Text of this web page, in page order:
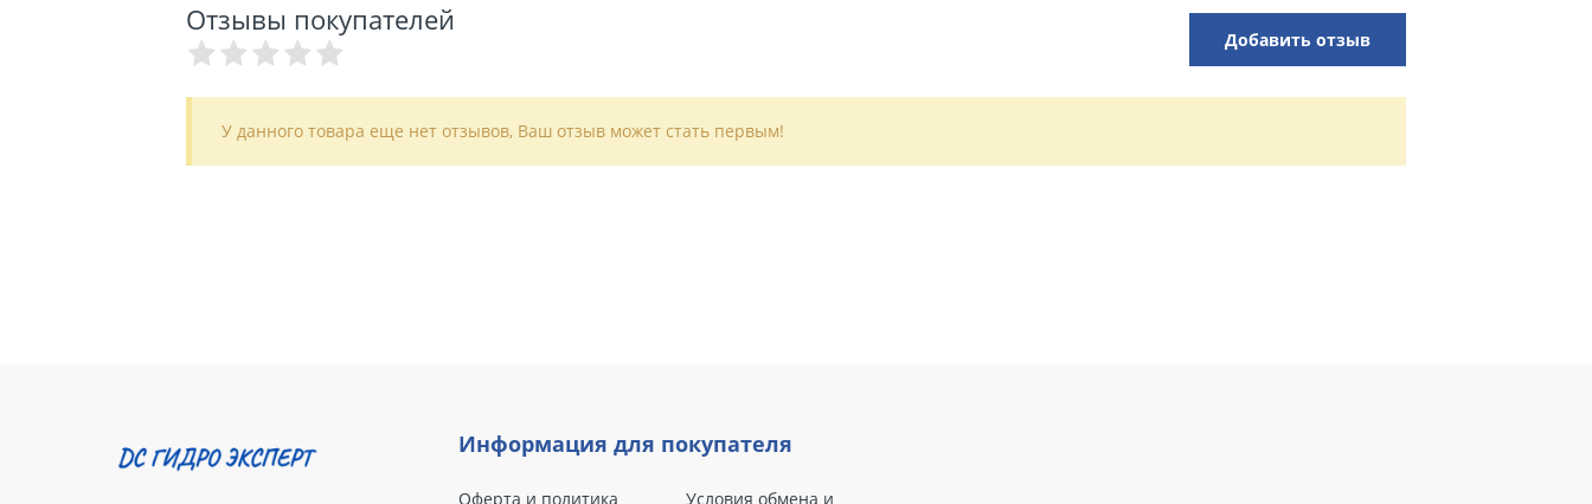
Отзывы покупателей
Добавить отзыв
У данного товара еще нет отзывов, Ваш отзыв может стать первым!
Информация для покупателя
Оферта и политика Условия обмена и